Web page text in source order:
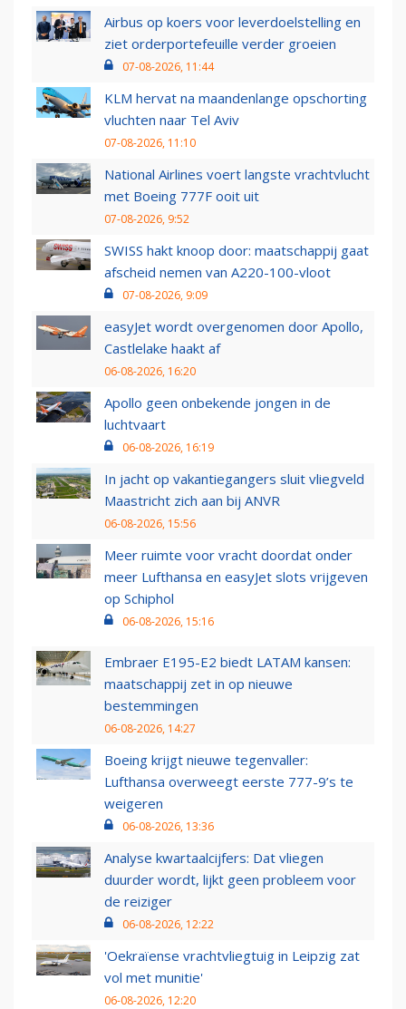
Airbus op koers voor leverdoelstelling en
ziet orderportefeuille verder groeien
07-08-2026, 11:44
KLM hervat na maandenlange opschorting
vluchten naar Tel Aviv
07-08-2026, 11:10
National Airlines voert langste vrachtvlucht
met Boeing 777F ooit uit
07-08-2026, 9:52
SWISS hakt knoop door: maatschappij gaat
afscheid nemen van A220-100-vloot
07-08-2026, 9:09
easyJet wordt overgenomen door Apollo,
Castlelake haakt af
06-08-2026, 16:20
Apollo geen onbekende jongen in de
luchtvaart
06-08-2026, 16:19
In jacht op vakantiegangers sluit vliegveld
Maastricht zich aan bij ANVR
06-08-2026, 15:56
Meer ruimte voor vracht doordat onder
meer Lufthansa en easyJet slots vrijgeven
op Schiphol
06-08-2026, 15:16
Embraer E195-E2 biedt LATAM kansen:
maatschappij zet in op nieuwe
bestemmingen
06-08-2026, 14:27
Boeing krijgt nieuwe tegenvaller:
Lufthansa overweegt eerste 777-9’s te
weigeren
06-08-2026, 13:36
Analyse kwartaalcijfers: Dat vliegen
duurder wordt, lijkt geen probleem voor
de reiziger
06-08-2026, 12:22
'Oekraïense vrachtvliegtuig in Leipzig zat
vol met munitie'
06-08-2026, 12:20